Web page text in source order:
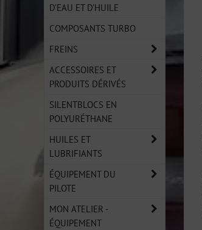
D'EAU ET D'HUILE
COMPOSANTS TURBO
FREINS
ACCESSOIRES ET
PRODUITS DÉRIVÉS
SILENTBLOCS EN
POLYURÉTHANE
HUILES ET
LUBRIFIANTS
ÉQUIPEMENT DU
PILOTE
MON ATELIER -
ÉQUIPEMENT